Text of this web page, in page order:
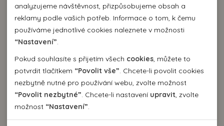
Destinace a výlety
analyzujeme návštěvnost, přizpůsobujeme obsah a
reklamy podle vašich potřeb. Informace o tom, k čemu
používáme jednotlivé cookies naleznete v možnosti
“Nastavení”.
Pokud souhlasíte s přijetím všech cookies, můžete to
potvrdit tlačítkem “Povolit vše”. Chcete-li povolit cookies
nezbytně nutné pro používání webu, zvolte možnost
“Povolit nezbytné”. Chcete-li nastavení upravit, zvolte
možnost “Nastavení”.
použitelná tak, že umožní základní funkce jako navigace
stránky a přístup k zabezpečeným sekcím webové stránky.
Webová stránka nemůže správně fungovat bez těchto
cookies.
Analytické cookies
Pomocí analytických cookies můžeme měřit návštěvnost
našeho webu, zdroje návštěv, výkon reklam a také jejich
dosah. Takto získaná data zpracováváme anonymně bez
vazby na konkrétního uživatele našeho webu. Bez vašeho
Personální cookies
Personalizační soubory cookies nám umožňují přizpůsobit